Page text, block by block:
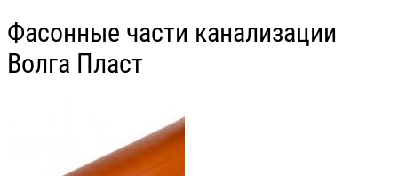
Фасонные части канализации
Волга Пласт